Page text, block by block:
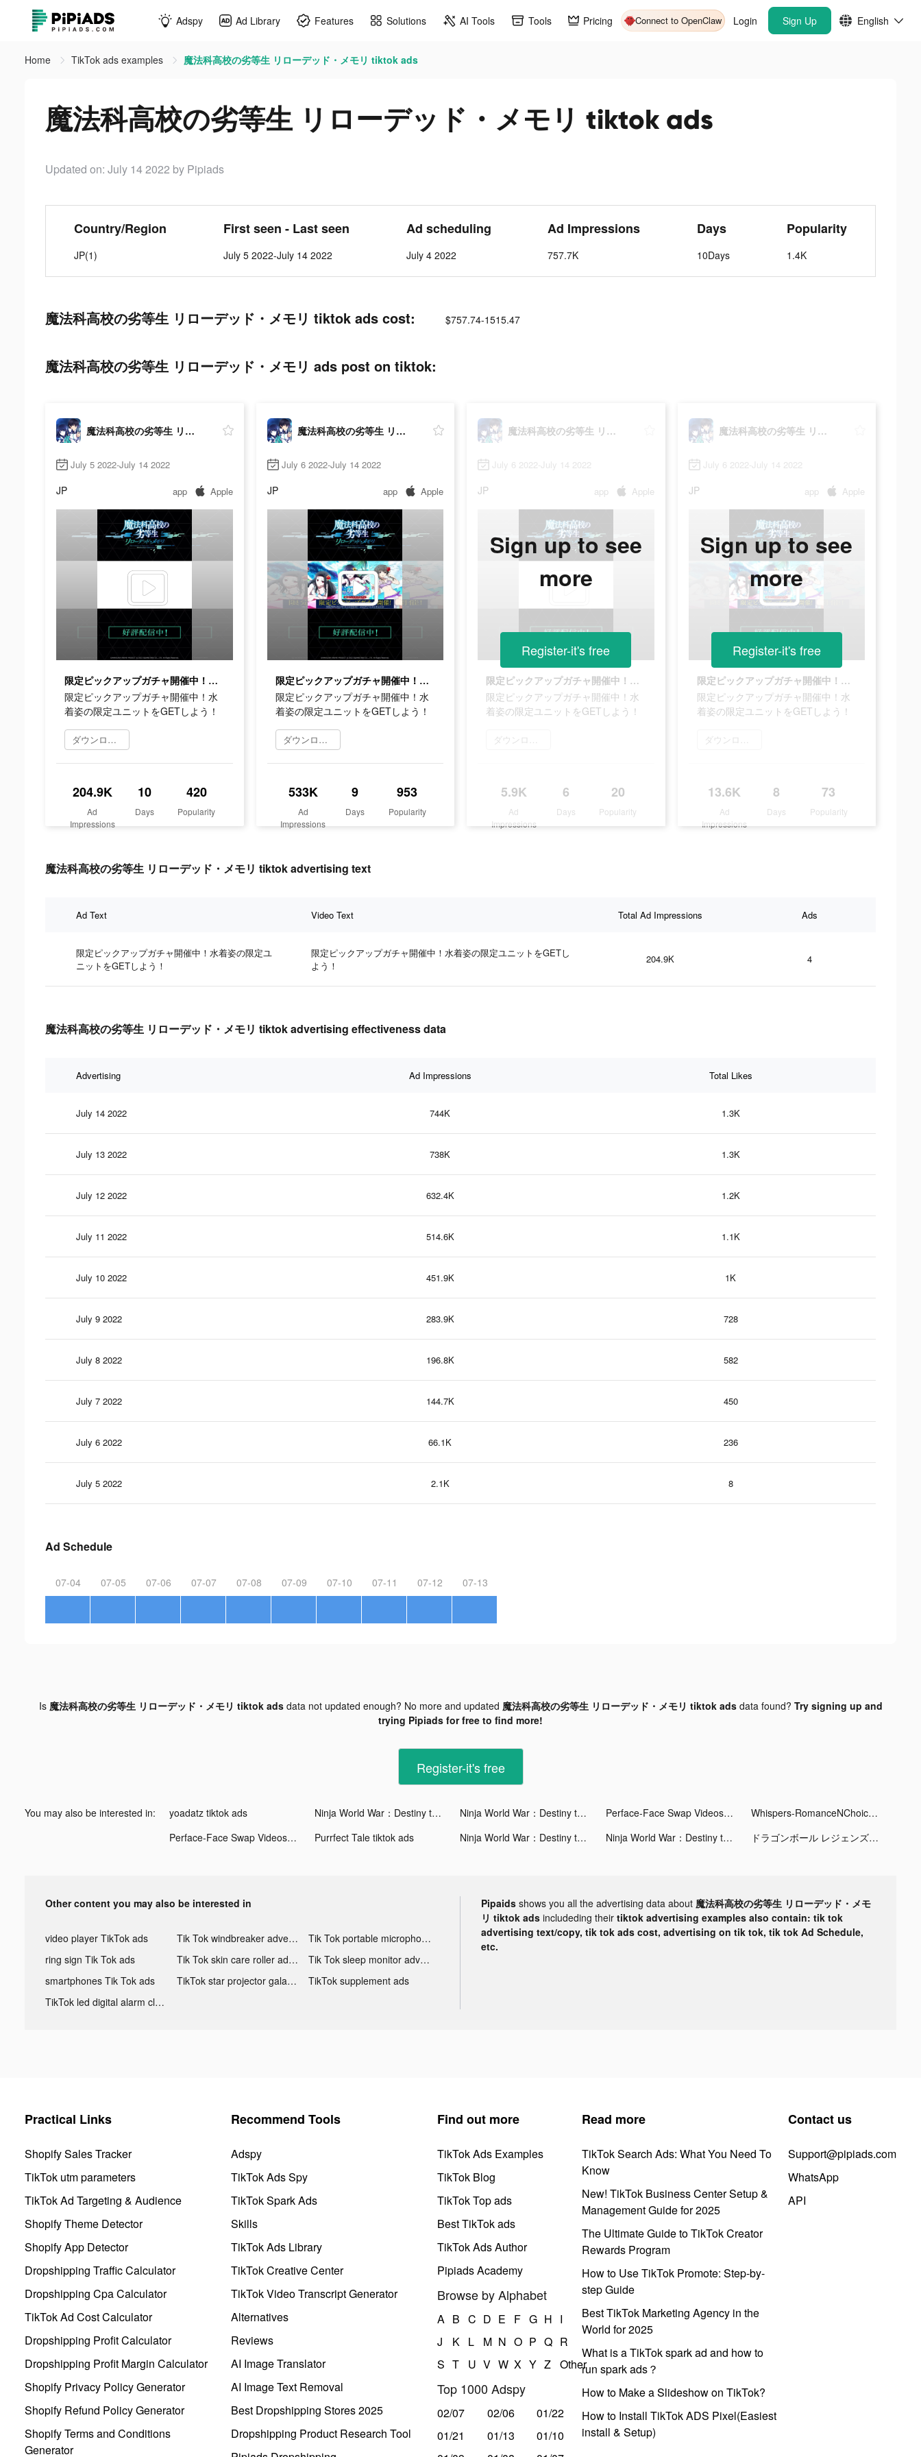
Adspy Ad Library Features Solutions AI Tools Tools Pricing Connect to OpenClaw Login Sign Up English
Home TikTok ads examples 魔法科高校の劣等生 リローデッド・メモリ tiktok ads
魔法科高校の劣等生 リローデッド・メモリ tiktok ads
Updated on: July 14 2022 by Pipiads
Country/Region
JP(1)
First seen - Last seen
July 5 2022-July 14 2022
Ad scheduling
July 4 2022
Ad Impressions
757.7K
Days
10Days
Popularity
1.4K
魔法科高校の劣等生 リローデッド・メモリ tiktok ads cost: $757.74-1515.47
魔法科高校の劣等生 リローデッド・メモリ ads post on tiktok:
魔法科高校の劣等生 リローデッド・メモリ
July 5 2022-July 14 2022
JP app Apple
限定ピックアップガチャ開催中！水着姿の限定ユニットをGETしよう！
限定ピックアップガチャ開催中！水
着姿の限定ユニットをGETしよう！
ダウンロード
204.9K
Ad
Impressions
10
Days
420
Popularity
魔法科高校の劣等生 リローデッド・メモリ
July 6 2022-July 14 2022
JP app Apple
限定ピックアップガチャ開催中！水着姿の限定ユニットをGETしよう！
限定ピックアップガチャ開催中！水
着姿の限定ユニットをGETしよう！
ダウンロード
533K
Ad
Impressions
9
Days
953
Popularity
魔法科高校の劣等生 リローデッド・メモリ
July 6 2022-July 14 2022
JP app Apple
限定ピックアップガチャ開催中！水着姿の限定ユニットをGETしよう！
限定ピックアップガチャ開催中！水
着姿の限定ユニットをGETしよう！
ダウンロード
5.9K
Ad
Impressions
6
Days
20
Popularity
Sign up to see
more
Register-it's free
魔法科高校の劣等生 リローデッド・メモリ
July 6 2022-July 14 2022
JP app Apple
限定ピックアップガチャ開催中！水着姿の限定ユニットをGETしよう！
限定ピックアップガチャ開催中！水
着姿の限定ユニットをGETしよう！
ダウンロード
13.6K
Ad
Impressions
8
Days
73
Popularity
Sign up to see
more
Register-it's free
魔法科高校の劣等生 リローデッド・メモリ tiktok advertising text
Ad Text Video Text Total Ad Impressions Ads
限定ピックアップガチャ開催中！水着姿の限定ユ
ニットをGETしよう！
限定ピックアップガチャ開催中！水着姿の限定ユニットをGETし
よう！
204.9K 4
魔法科高校の劣等生 リローデッド・メモリ tiktok advertising effectiveness data
Advertising Ad Impressions Total Likes
July 14 2022 744K 1.3K
July 13 2022 738K 1.3K
July 12 2022 632.4K 1.2K
July 11 2022 514.6K 1.1K
July 10 2022 451.9K 1K
July 9 2022 283.9K 728
July 8 2022 196.8K 582
July 7 2022 144.7K 450
July 6 2022 66.1K 236
July 5 2022 2.1K 8
Ad Schedule
07-04 07-05 07-06 07-07 07-08 07-09 07-10 07-11 07-12 07-13
Is 魔法科高校の劣等生 リローデッド・メモリ tiktok adsdata not updated enough? No more and updated 魔法科高校の劣等生 リローデッド・メモリ tiktok adsdata found? Try signing up and
trying Pipiads for free to find more!
Register-it's free
You may also be interested in: yoadatz tiktok ads Ninja World War：Destiny tiktok ads Ninja World War：Destiny tiktok ads Perface-Face Swap Videos tiktok ads
Whispers-RomanceNChoices tiktok ads
Perface-Face Swap Videos tiktok ads
Purrfect Tale tiktok ads Ninja World War：Destiny tiktok ads Ninja World War：Destiny tiktok ads ドラゴンボール レジェンズ tiktok ads
Other content you may also be interested in
video player TikTok ads Tik Tok windbreaker advertising
Tik Tok portable microphone advertising
ring sign Tik Tok ads
Tik Tok skin care roller advertising
Tik Tok sleep monitor advertising
smartphones Tik Tok ads
TikTok star projector galaxy night light bluetooth ads
TikTok supplement ads
TikTok led digital alarm clock ads
Pipaids shows you all the advertising data about 魔法科高校の劣等生 リローデッド・メモ
リ tiktok ads includeding their tiktok advertising examples also contain: tik tok
advertising text/copy, tik tok ads cost, advertising on tik tok, tik tok Ad Schedule,
etc.
Practical Links
Shopify Sales Tracker
TikTok utm parameters
TikTok Ad Targeting & Audience
Shopify Theme Detector
Shopify App Detector
Dropshipping Traffic Calculator
Dropshipping Cpa Calculator
TikTok Ad Cost Calculator
Dropshipping Profit Calculator
Dropshipping Profit Margin Calculator
Shopify Privacy Policy Generator
Shopify Refund Policy Generator
Shopify Terms and Conditions
Generator
Recommend Tools
Adspy
TikTok Ads Spy
TikTok Spark Ads
Skills
TikTok Ads Library
TikTok Creative Center
TikTok Video Transcript Generator
Alternatives
Reviews
AI Image Translator
AI Image Text Removal
Best Dropshipping Stores 2025
Dropshipping Product Research Tool
Find out more
TikTok Ads Examples
TikTok Blog
TikTok Top ads
Best TikTok ads
TikTok Ads Author
Pipiads Academy
Browse by Alphabet
A B C D E F G H I
J
K L M N O P Q R
S T U V W X Y Z Other
Top 1000 Adspy
02/07 02/06
01/22
01/21
01/13
01/10
Read more
TikTok Search Ads: What You Need To
Know
New! TikTok Business Center Setup &
Management Guide for 2025
The Ultimate Guide to TikTok Creator
Rewards Program
How to Use TikTok Promote: Step-by-
step Guide
Best TikTok Marketing Agency in the
World for 2025
What is a TikTok spark ad and how to
run spark ads？
How to Make a Slideshow on TikTok?
How to Install TikTok ADS Pixel(Easiest
install & Setup)
Contact us
Support@pipiads.com
WhatsApp
API